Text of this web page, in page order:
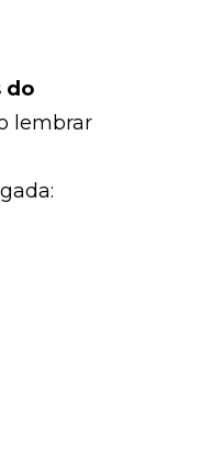
do
lembrar